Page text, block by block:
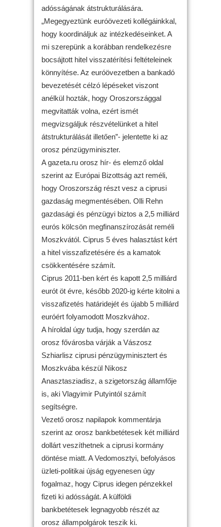
adósságának átstrukturálására.
„Megegyeztünk euróövezeti kollégáinkkal,
hogy koordináljuk az intézkedéseinket. A
mi szerepünk a korábban rendelkezésre
bocsájtott hitel visszatérítési feltételeinek
könnyítése. Az euróövezetben a bankadó
bevezetését célzó lépéseket viszont
anélkül hozták, hogy Oroszországgal
megvitatták volna, ezért ismét
megvizsgáljuk részvételünket a hitel
átstrukturálását illetően”- jelentette ki az
orosz pénzügyminiszter.
A gazeta.ru orosz hír- és elemző oldal
szerint az Európai Bizottság azt reméli,
hogy Oroszország részt vesz a ciprusi
gazdaság megmentésében. Olli Rehn
gazdasági és pénzügyi biztos a 2,5 milliárd
eurós kölcsön megfinanszírozását reméli
Moszkvától. Ciprus 5 éves halasztást kért
a hitel visszafizetésére és a kamatok
csökkentésére számít.
Ciprus 2011-ben kért és kapott 2,5 milliárd
eurót öt évre, később 2020-ig kérte kitolni a
visszafizetés határidejét és újabb 5 milliárd
euróért folyamodott Moszkvához.
A híroldal úgy tudja, hogy szerdán az
orosz fővárosba várják a Vászosz
Szhiarlisz ciprusi pénzügyminisztert és
Moszkvába készül Nikosz
Anasztasziadisz, a szigetország államfője
is, aki Vlagyimir Putyintól számít
segítségre.
Vezető orosz napilapok kommentárja
szerint az orosz bankbetétesek két milliárd
dollárt veszíthetnek a ciprusi kormány
döntése miatt. A Vedomosztyi, befolyásos
üzleti-politikai újság egyenesen úgy
fogalmaz, hogy Ciprus idegen pénzekkel
fizeti ki adósságát. A külföldi
bankbetétesek legnagyobb részét az
orosz állampolgárok teszik ki.